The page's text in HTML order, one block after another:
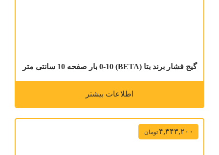
گیج فشار برند بتا (BETA) 0-10 بار صفحه 10 سانتی متر
اطلاعات بیشتر
۴,۳۴۳,۲۰۰تومان